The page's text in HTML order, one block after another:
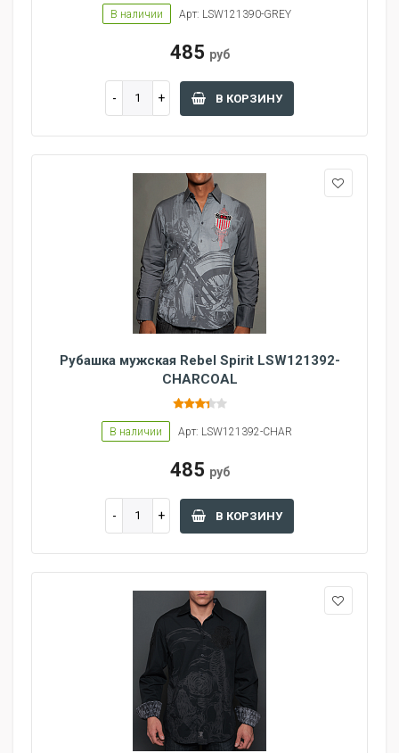
В наличии Арт: LSW121390-GREY
485 руб
В КОРЗИНУ
Рубашка мужская Rebel Spirit LSW121392-
CHARCOAL
В наличии Арт: LSW121392-CHAR
485 руб
В КОРЗИНУ